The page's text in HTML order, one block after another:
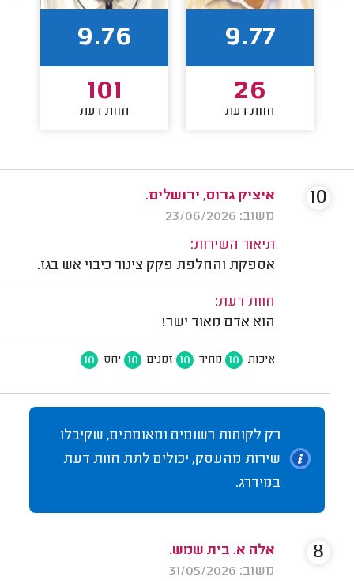
9.77
26
חוות דעת
9.76
101
חוות דעת
איציק גרוס, ירושלים.
משוב: 23/06/2026
תיאור השירות:
אספקת והחלפת פקק צינור כיבוי אש בגז.
חוות דעת:
הוא אדם מאוד ישר!
איכות 10 מחיר 10 זמנים 10 יחס 10
10
רק לקוחות רשומים ומאומתים, שקיבלו
שירות מהעסק, יכולים לתת חוות דעת
במידרג.
אלה א. בית שמש.
משוב: 31/05/2026
8